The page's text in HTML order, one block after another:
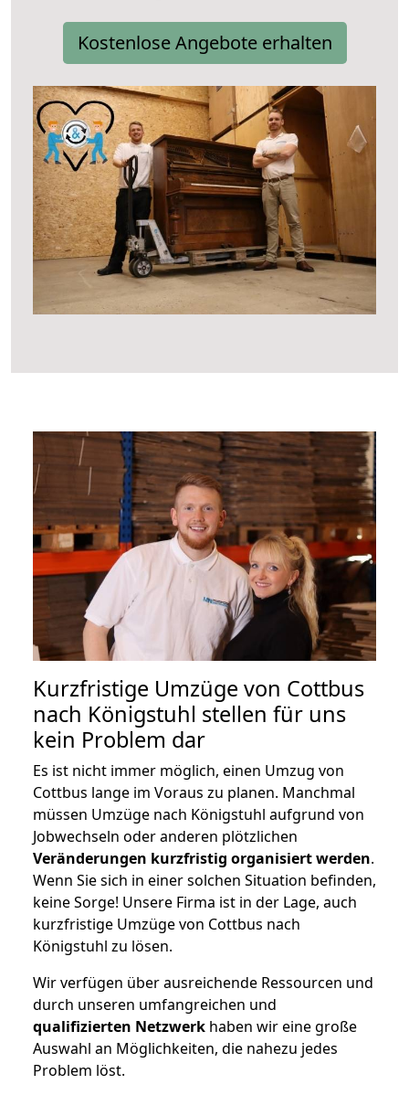
Kostenlose Angebote erhalten
Kurzfristige Umzüge von Cottbus
nach Königstuhl stellen für uns
kein Problem dar
Es ist nicht immer möglich, einen Umzug von
Cottbus lange im Voraus zu planen. Manchmal
müssen Umzüge nach Königstuhl aufgrund von
Jobwechseln oder anderen plötzlichen
Veränderungen kurzfristig organisiert werden.
Wenn Sie sich in einer solchen Situation befinden,
keine Sorge! Unsere Firma ist in der Lage, auch
kurzfristige Umzüge von Cottbus nach
Königstuhl zu lösen.
Wir verfügen über ausreichende Ressourcen und
durch unseren umfangreichen und
qualifizierten Netzwerk haben wir eine große
Auswahl an Möglichkeiten, die nahezu jedes
Problem löst.